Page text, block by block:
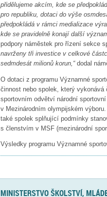
přidělujeme akcím, kde se
pro republiku, dotaci do výše
předpokládá v rámci medializace
kde se pravidelně konají další
podpory náměstek pro řízení sekce
navrženy tři investice v celkové
sedmdesát milionů korun,“dodal
O dotaci z programu Významné
činnost nebo spolek, který
sportovním odvětví národní
v Mezinárodním olympijském
také spolek splňující podmínky
s členstvím v MSF (mezinárodní
Výsledky programu Významné
MINISTERSTVO ŠKOLSTVÍ,